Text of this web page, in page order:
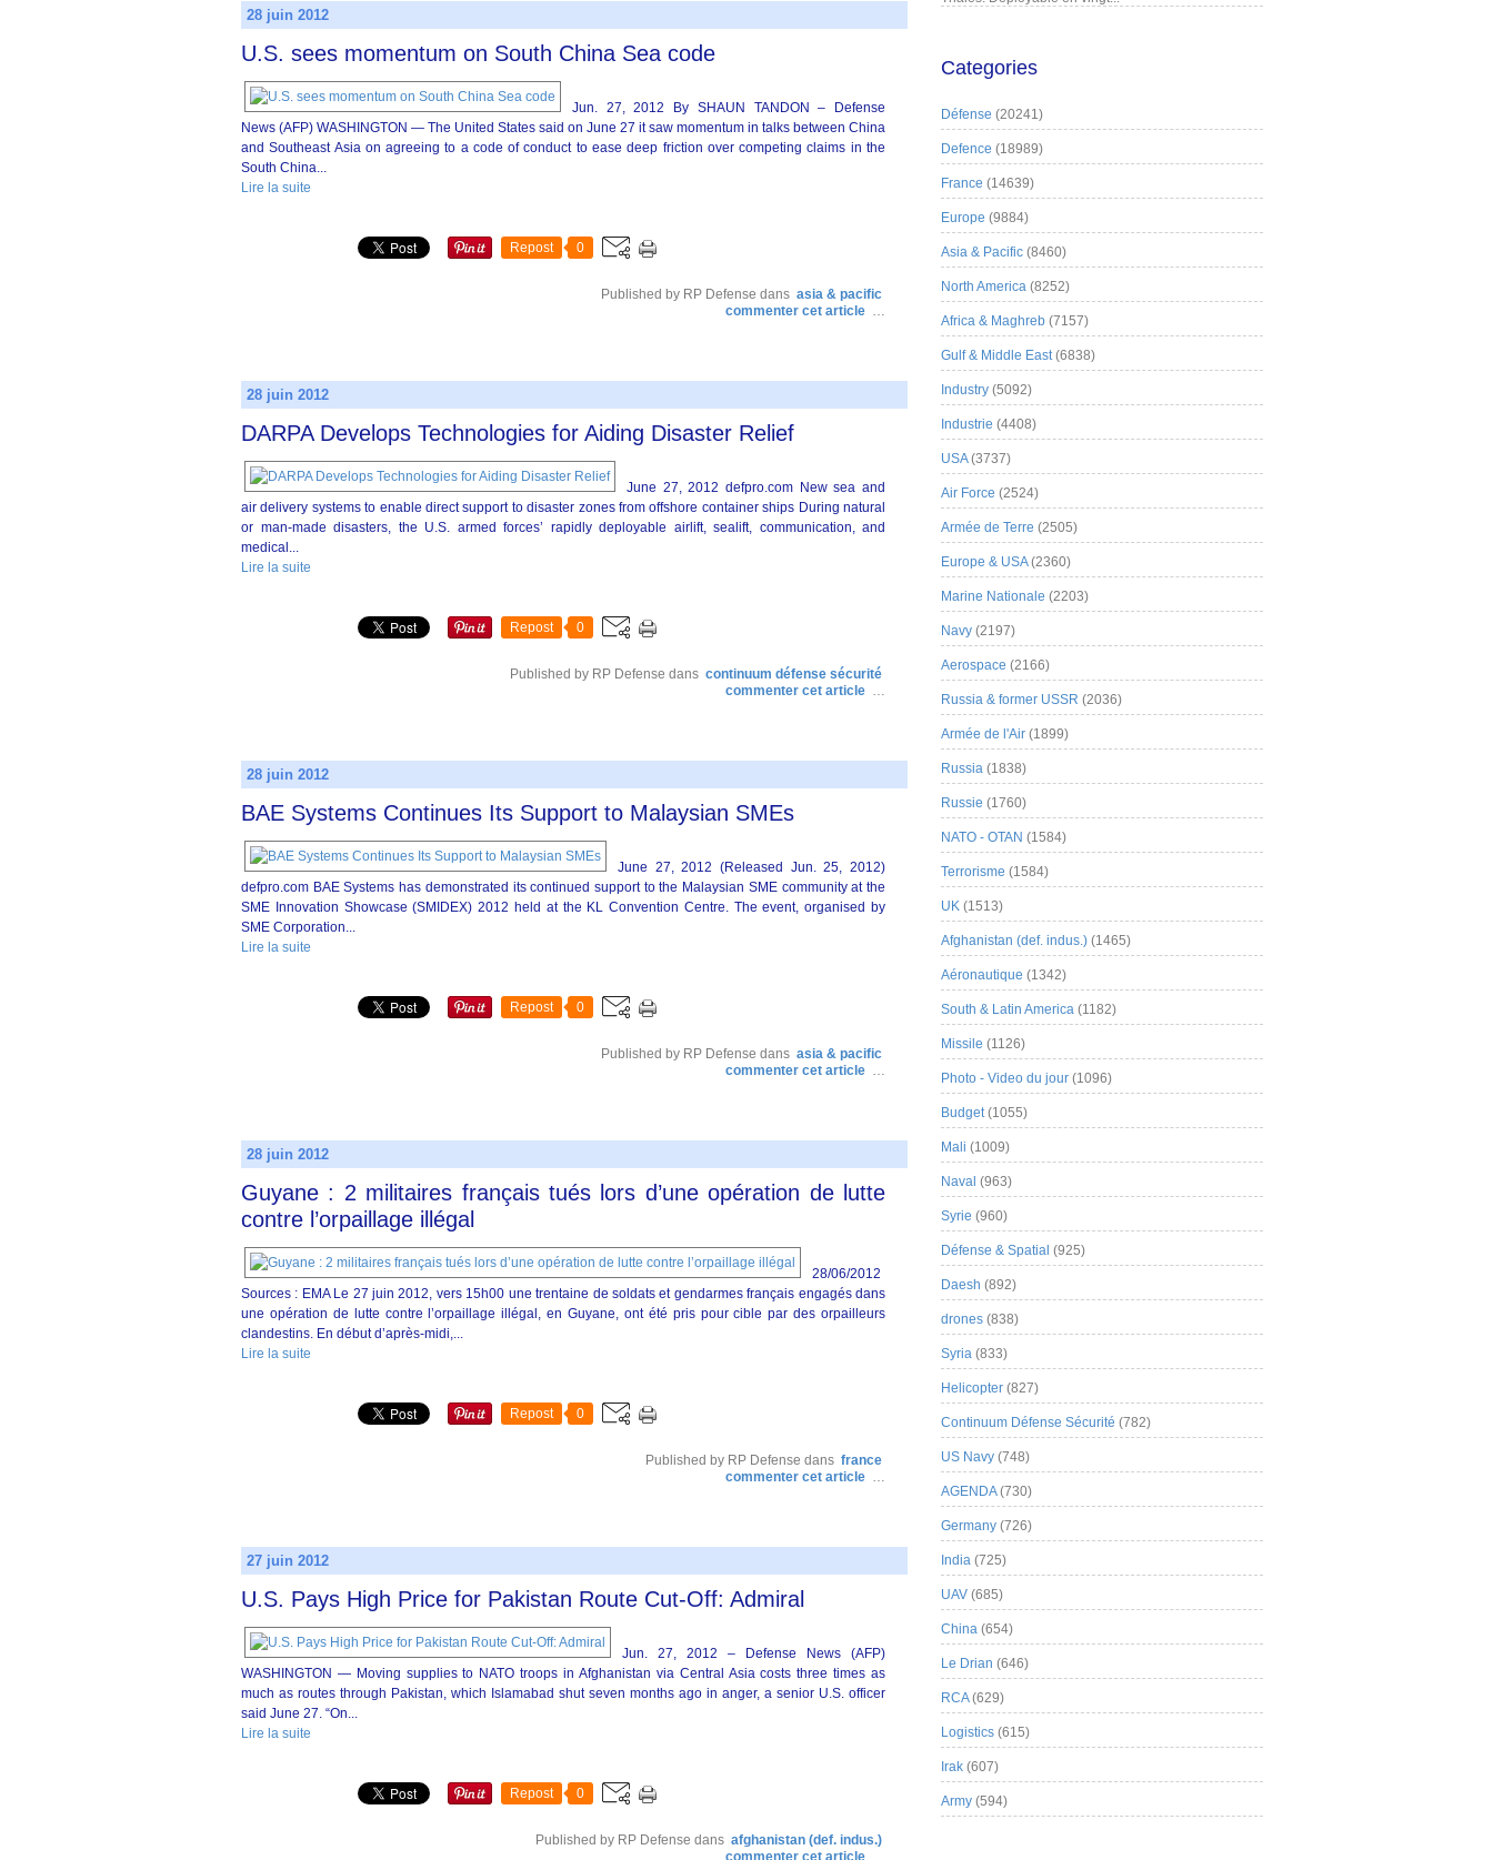
28 juin 2012
U.S. sees momentum on South China Sea code
Jun. 27, 2012 By SHAUN TANDON – Defense
News (AFP) WASHINGTON — The United States said on June 27 it saw momentum in talks between China
and Southeast Asia on agreeing to a code of conduct to ease deep friction over competing claims in the
South China...
Lire la suite
Repost 0
Published by RP Defense dans asia & pacific
commenter cet article …
28 juin 2012
DARPA Develops Technologies for Aiding Disaster Relief
June 27, 2012 defpro.com New sea and
air delivery systems to enable direct support to disaster zones from offshore container ships During natural
or man-made disasters, the U.S. armed forces’ rapidly deployable airlift, sealift, communication, and
medical...
Lire la suite
Repost 0
Published by RP Defense dans continuum défense sécurité
commenter cet article …
28 juin 2012
BAE Systems Continues Its Support to Malaysian SMEs
June 27, 2012 (Released Jun. 25, 2012)
defpro.com BAE Systems has demonstrated its continued support to the Malaysian SME community at the
SME Innovation Showcase (SMIDEX) 2012 held at the KL Convention Centre. The event, organised by
SME Corporation...
Lire la suite
Repost 0
Published by RP Defense dans asia & pacific
commenter cet article …
28 juin 2012
Guyane : 2 militaires français tués lors d’une opération de lutte
contre l’orpaillage illégal
28/06/2012
Sources : EMA Le 27 juin 2012, vers 15h00 une trentaine de soldats et gendarmes français engagés dans
une opération de lutte contre l’orpaillage illégal, en Guyane, ont été pris pour cible par des orpailleurs
clandestins. En début d’après-midi,...
Lire la suite
Repost 0
Published by RP Defense dans france
commenter cet article …
27 juin 2012
U.S. Pays High Price for Pakistan Route Cut-Off: Admiral
Jun. 27, 2012 – Defense News (AFP)
WASHINGTON — Moving supplies to NATO troops in Afghanistan via Central Asia costs three times as
much as routes through Pakistan, which Islamabad shut seven months ago in anger, a senior U.S. officer
said June 27. “On...
Lire la suite
Repost 0
Published by RP Defense dans afghanistan (def. indus.)
commenter cet article
Categories
Défense (20241)
Defence (18989)
France (14639)
Europe (9884)
Asia & Pacific (8460)
North America (8252)
Africa & Maghreb (7157)
Gulf & Middle East(6838)
Industry (5092)
Industrie (4408)
USA(3737)
Air Force (2524)
Armée de Terre (2505)
Europe & USA(2360)
Marine Nationale (2203)
Navy (2197)
Aerospace (2166)
Russia & former USSR (2036)
Armée de l'Air (1899)
Russia (1838)
Russie (1760)
NATO - OTAN (1584)
Terrorisme (1584)
UK (1513)
Afghanistan (def. indus.) (1465)
Aéronautique (1342)
South & Latin America (1182)
Missile (1126)
Photo - Video du jour (1096)
Budget(1055)
Mali (1009)
Naval (963)
Syrie (960)
Défense & Spatial (925)
Daesh (892)
drones (838)
Syria (833)
Helicopter (827)
Continuum Défense Sécurité (782)
US Navy (748)
AGENDA(730)
Germany (726)
India (725)
UAV (685)
China (654)
Le Drian (646)
RCA(629)
Logistics (615)
Irak (607)
Army (594)